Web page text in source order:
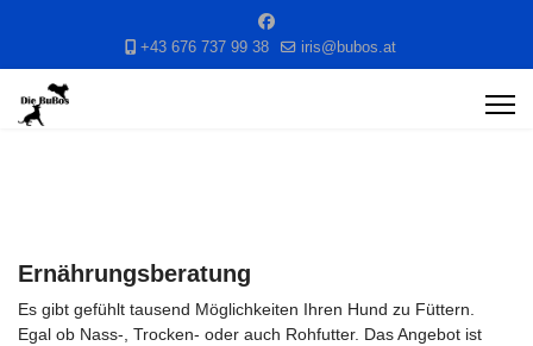
+43 676 737 99 38 iris@bubos.at
Ernährungsberatung
Es gibt gefühlt tausend Möglichkeiten Ihren Hund zu Füttern.
Egal ob Nass-, Trocken- oder auch Rohfutter. Das Angebot ist